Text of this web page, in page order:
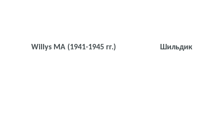
Willys MА (1941-1945 гг.) Шильдик